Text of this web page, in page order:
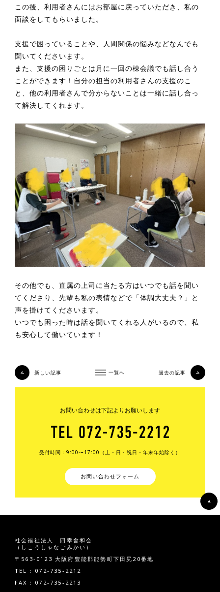
この後、利用者さんにはお部屋に戻っていただき、私の
面談をしてもらいました。
支援で困っていることや、人間関係の悩みなどなんでも
聞いてくださいます。
また、支援の困りごとは月に一回の棟会議でも話し合う
ことができます！自分の担当の利用者さんの支援のこ
と、他の利用者さんで分からないことは一緒に話し合っ
て解決してくれます。
その他でも、直属の上司に当たる方はいつでも話を聞い
てくださり、先輩も私の表情などで「体調大丈夫？」と
声を掛けてくださいます。
いつでも困った時は話を聞いてくれる人がいるので、私
も安心して働いています！
一覧へ
新しい記事 過去の記事
お問い合わせは下記よりお願いします
受付時間：9:00〜17:00（土・日・祝日・年末年始除く）
お問い合わせフォーム
社会福祉法人 四幸舎和会
（しこうしゃなごみかい）
〒563-0123 大阪府豊能郡能勢町下田尻20番地
TEL : 072-735-2212
FAX : 072-735-2213